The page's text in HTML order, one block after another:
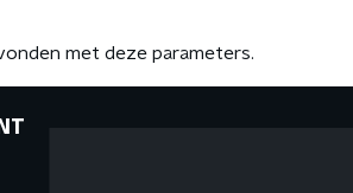
met deze parameters.